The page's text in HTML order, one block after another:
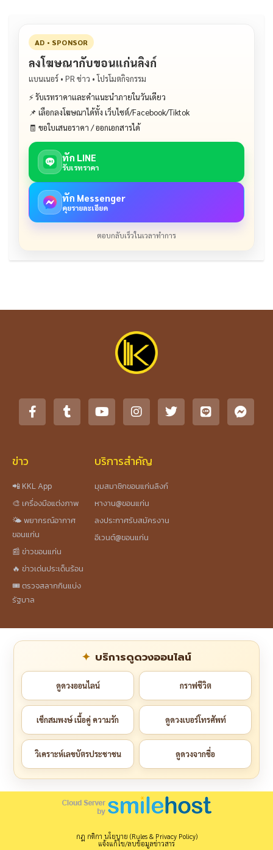
AD • SPONSOR
ลงโฆษณากับขอนแก่นลิงก์
แบนเนอร์ • PR ข่าว • โปรโมตกิจกรรม
⚡ รับเรทราคาและคำแนะนำภายในวันเดียว
📌 เลือกลงโฆษณาได้ทั้ง เว็บไซต์/Facebook/Tiktok
🧾 ขอใบเสนอราคา / ออกเอกสารได้
ทัก LINE
รับเรทราคา
ทัก Messenger
คุยรายละเอียด
ตอบกลับเร็วในเวลาทำการ
ข่าว
📲 KKL App
🎨 เครื่องมือแต่งภาพ
🌤️ พยากรณ์อากาศ
ขอนแก่น
📰 ข่าวขอนแก่น
🔥 ข่าวเด่นประเด็นร้อน
🎟️ ตรวจสลากกินแบ่ง
รัฐบาล
บริการสำคัญ
มุมสมาชิกขอนแก่นลิงก์
หางาน@ขอนแก่น
ลงประกาศรับสมัครงาน
อีเวนต์@ขอนแก่น
บริการดูดวงออนไลน์
ดูดวงออนไลน์ กราฟชีวิต
เช็กสมพงษ์ เนื้อคู่ ความรัก ดูดวงเบอร์โทรศัพท์
วิเคราะห์เลขบัตรประชาชน ดูดวงจากชื่อ
กฎ กติกา นโยบาย (Rules & Privacy Policy)
แจ้งแก้ไข/ลบข้อมูลข่าวสาร